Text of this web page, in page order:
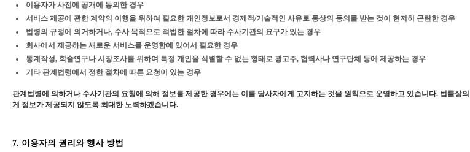
이용자가 사전에 공개에 동의한 경우
서비스 제공에 관한 계약의 이행을 위하여 필요한 개인정보로서 경제적/기술적인 사유로 통상의 동의를 받는 것이 현저히 곤란한 경우
법령의 규정에 의거하거나, 수사 목적으로 적법한 절차에 따라 수사기관의 요구가 있는 경우
회사에서 제공하는 새로운 서비스를 운영함에 있어서 필요한 경우
통계작성, 학술연구나 시장조사를 위하여 특정 개인을 식별할 수 없는 형태로 광고주, 협력사나 연구단체 등에 제공하는 경우
기타 관계법령에서 정한 절차에 따른 요청이 있는 경우
관계법령에 의하거나 수사기관의 요청에 의해 정보를 제공한 경우에는 이를 당사자에게 고지하는 것을 원칙으로 운영하고 있습니다. 법률
게 정보가 제공되지 않도록 최대한 노력하겠습니다.
7. 이용자의 권리와 행사 방법